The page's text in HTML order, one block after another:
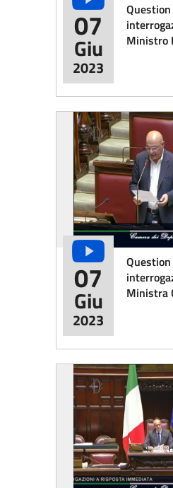
Ministro
07
Giu
2023
Ministra
07
Giu
2023